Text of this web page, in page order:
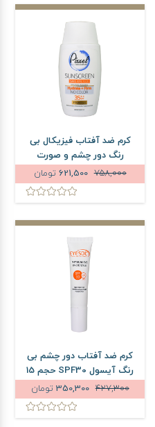
کرم ضد آفتاب فیزیکال بی
رنگ دور چشم و صورت
پیکسل SPF35 حجم 50
میلی لیتر
758,000
621,500 تومان
کرم ضد آفتاب دور چشم بی
رنگ آیسول SPF30 حجم 15
میلی لیتر427,300
350,300 تومان